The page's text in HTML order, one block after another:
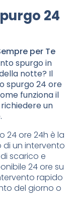
24
per Te
spurgo in
notte? Il
spurgo 24 ore
funziona il
un
24 ore 24h è la
di un intervento
scarico e
24 ore su
rapido
del giorno o